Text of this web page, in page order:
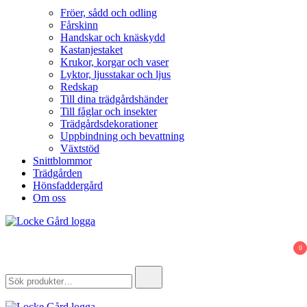
Fröer, sådd och odling
Fårskinn
Handskar och knäskydd
Kastanjestaket
Krukor, korgar och vaser
Lyktor, ljusstakar och ljus
Redskap
Till dina trädgårdshänder
Till fåglar och insekter
Trädgårdsdekorationer
Uppbindning och bevattning
Växtstöd
Snittblommor
Trädgården
Hönsfaddergård
Om oss
0
for: